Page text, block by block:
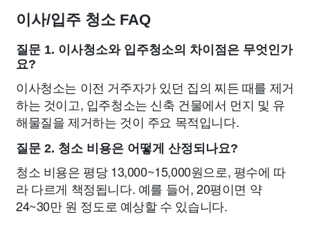
이사/입주 청소 FAQ
질문 1. 이사청소와 입주청소의 차이점은 무엇인가
요?
이사청소는 이전 거주자가 있던 집의 찌든 때를 제거
하는 것이고, 입주청소는 신축 건물에서 먼지 및 유
해물질을 제거하는 것이 주요 목적입니다.
질문 2. 청소 비용은 어떻게 산정되나요?
청소 비용은 평당 13,000~15,000원으로, 평수에 따
라 다르게 책정됩니다. 예를 들어, 20평이면 약
24~30만 원 정도로 예상할 수 있습니다.